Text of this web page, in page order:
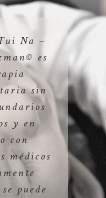
Na –
es
sin
y en
con
médicos
puede